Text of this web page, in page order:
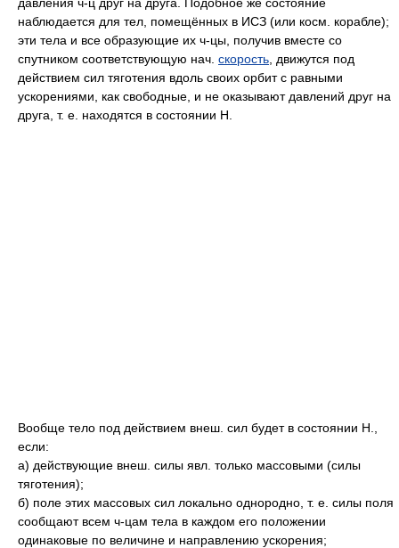
наблюдается для тел, помещённых в ИСЗ (или косм. корабле);
эти тела и все образующие их ч-цы, получив вместе со
спутником соответствующую нач. скорость , движутся под
действием сил тяготения вдоль своих орбит с равными
ускорениями, как свободные, и не оказывают давлений друг на
друга, т. е. находятся в состоянии Н.
Вообще тело под действием внеш. сил будет в состоянии Н.,
если:
а) действующие внеш. силы явл. только массовыми (силы
тяготения);
б) поле этих массовых сил локально однородно, т. е. силы поля
сообщают всем ч-цам тела в каждом его положении
одинаковые по величине и направлению ускорения;